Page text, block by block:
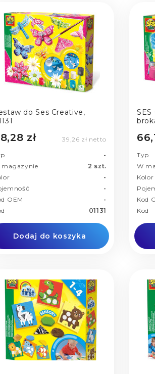
do Ses Creative,
zł 39,26 zł netto
-
magazynie
2 szt.
-
-
OEM
-
01131
Dodaj do koszyka
SES
Typ
W
Kolor
Kod
Kod